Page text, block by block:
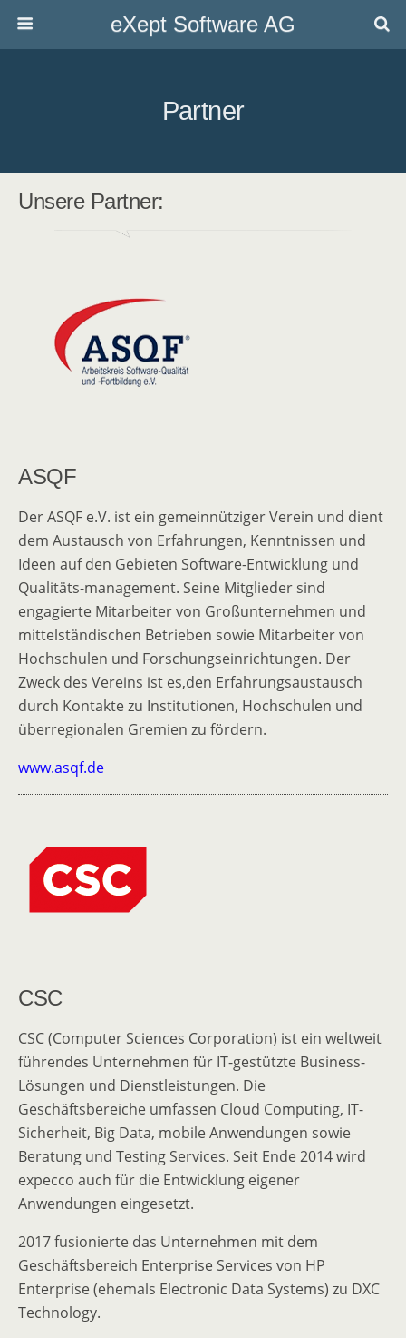
eXept Software AG
Partner
Unsere Partner:
ASQF
Der ASQF e.V. ist ein gemeinnütziger Verein und dient
dem Austausch von Erfahrungen, Kenntnissen und
Ideen auf den Gebieten Software-Entwicklung und
Qualitäts-management. Seine Mitglieder sind
engagierte Mitarbeiter von Großunternehmen und
mittelständischen Betrieben sowie Mitarbeiter von
Hochschulen und Forschungseinrichtungen. Der
Zweck des Vereins ist es,den Erfahrungsaustausch
durch Kontakte zu Institutionen, Hochschulen und
überregionalen Gremien zu fördern.
www.asqf.de
CSC
CSC (Computer Sciences Corporation) ist ein weltweit
führendes Unternehmen für IT-gestützte Business-
Lösungen und Dienstleistungen. Die
Geschäftsbereiche umfassen Cloud Computing, IT-
Sicherheit, Big Data, mobile Anwendungen sowie
Beratung und Testing Services. Seit Ende 2014 wird
expecco auch für die Entwicklung eigener
Anwendungen eingesetzt.
2017 fusionierte das Unternehmen mit dem
Geschäftsbereich Enterprise Services von HP
Enterprise (ehemals Electronic Data Systems) zu DXC
Technology.